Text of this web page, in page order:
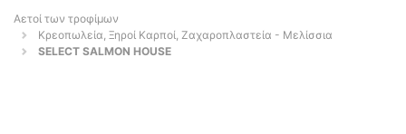
Αετοί των τροφίμων
Κρεοπωλεία, Ξηροί Καρποί, Ζαχαροπλαστεία - Μελίσσια
SELECT SALMON HOUSE